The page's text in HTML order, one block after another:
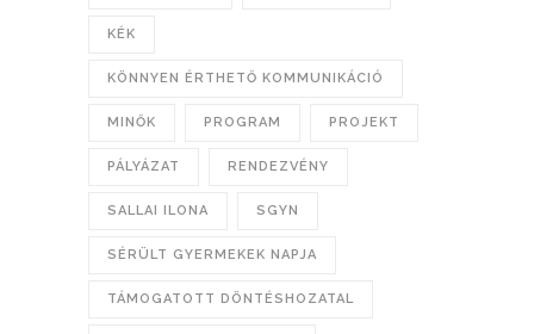
KÉK
KÖNNYEN ÉRTHETŐ KOMMUNIKÁCIÓ
MINŐK PROGRAM PROJEKT
PÁLYÁZAT RENDEZVÉNY
SALLAI ILONA SGYN
SÉRÜLT GYERMEKEK NAPJA
TÁMOGATOTT DÖNTÉSHOZATAL